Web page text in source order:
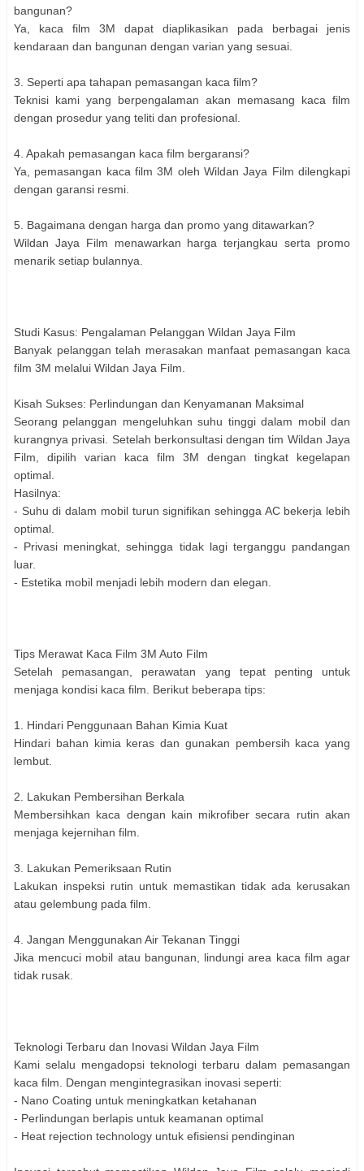
bangunan?
Ya, kaca film 3M dapat diaplikasikan pada berbagai jenis
kendaraan dan bangunan dengan varian yang sesuai.
3. Seperti apa tahapan pemasangan kaca film?
Teknisi kami yang berpengalaman akan memasang kaca film
dengan prosedur yang teliti dan profesional.
4. Apakah pemasangan kaca film bergaransi?
Ya, pemasangan kaca film 3M oleh Wildan Jaya Film dilengkapi
dengan garansi resmi.
5. Bagaimana dengan harga dan promo yang ditawarkan?
Wildan Jaya Film menawarkan harga terjangkau serta promo
menarik setiap bulannya.
Studi Kasus: Pengalaman Pelanggan Wildan Jaya Film
Banyak pelanggan telah merasakan manfaat pemasangan kaca
film 3M melalui Wildan Jaya Film.
Kisah Sukses: Perlindungan dan Kenyamanan Maksimal
Seorang pelanggan mengeluhkan suhu tinggi dalam mobil dan
kurangnya privasi. Setelah berkonsultasi dengan tim Wildan Jaya
Film, dipilih varian kaca film 3M dengan tingkat kegelapan
optimal.
Hasilnya:
- Suhu di dalam mobil turun signifikan sehingga AC bekerja lebih
optimal.
- Privasi meningkat, sehingga tidak lagi terganggu pandangan
luar.
- Estetika mobil menjadi lebih modern dan elegan.
Tips Merawat Kaca Film 3M Auto Film
Setelah pemasangan, perawatan yang tepat penting untuk
menjaga kondisi kaca film. Berikut beberapa tips:
1. Hindari Penggunaan Bahan Kimia Kuat
Hindari bahan kimia keras dan gunakan pembersih kaca yang
lembut.
2. Lakukan Pembersihan Berkala
Membersihkan kaca dengan kain mikrofiber secara rutin akan
menjaga kejernihan film.
3. Lakukan Pemeriksaan Rutin
Lakukan inspeksi rutin untuk memastikan tidak ada kerusakan
atau gelembung pada film.
4. Jangan Menggunakan Air Tekanan Tinggi
Jika mencuci mobil atau bangunan, lindungi area kaca film agar
tidak rusak.
Teknologi Terbaru dan Inovasi Wildan Jaya Film
Kami selalu mengadopsi teknologi terbaru dalam pemasangan
kaca film. Dengan mengintegrasikan inovasi seperti:
- Nano Coating untuk meningkatkan ketahanan
- Perlindungan berlapis untuk keamanan optimal
- Heat rejection technology untuk efisiensi pendinginan